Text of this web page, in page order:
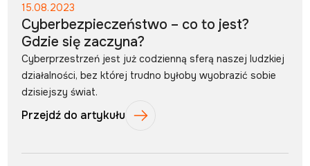
15.08.2023
Cyberbezpieczeństwo – co to jest?
Gdzie się zaczyna?
Cyberprzestrzeń jest już codzienną sferą naszej ludzkiej
działalności, bez której trudno byłoby wyobrazić sobie
dzisiejszy świat.
Przejdź do artykułu